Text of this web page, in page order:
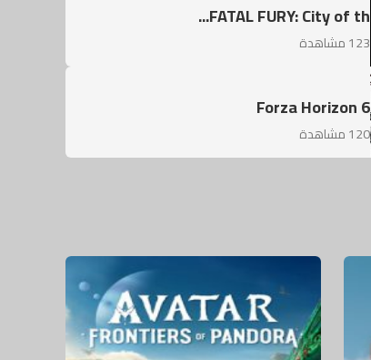
FATAL FURY: City of th...
123 مشاهدة
Forza Horizon 6
120 مشاهدة